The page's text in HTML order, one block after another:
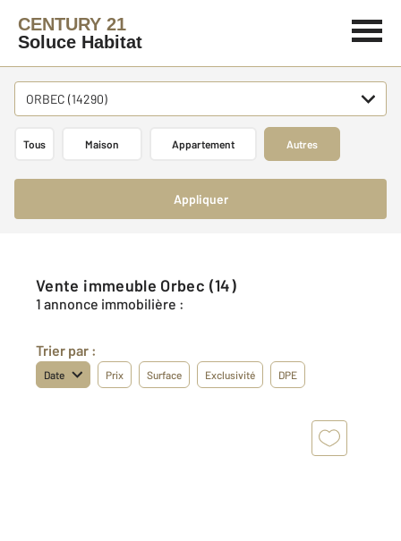
CENTURY 21
Soluce Habitat
ORBEC (14290)
Tous Maison Appartement Autres
Appliquer
Vente immeuble Orbec (14)
1 annonce immobilière :
Trier par :
Date Prix Surface Exclusivité DPE